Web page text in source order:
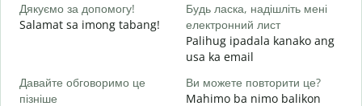
Дякуємо за допомогу!
Salamat sa imong tabang!
Будь ласка, надішліть мені
електронний лист
Palihug ipadala kanako ang
usa ka email
Давайте обговоримо це
пізніше
Ви можете повторити це?
Mahimo ba nimo balikon